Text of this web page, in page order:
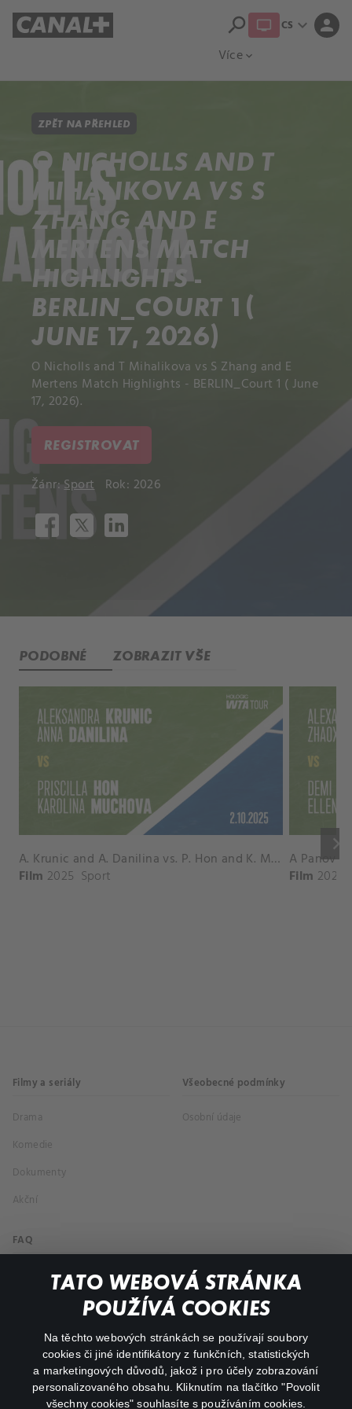
TATO WEBOVÁ STRÁNKA
POUŽÍVÁ COOKIES
Na těchto webových stránkách se používají soubory
cookies či jiné identifikátory z funkčních, statistických
a marketingových důvodů, jakož i pro účely zobrazování
personalizovaného obsahu. Kliknutím na tlačítko "Povolit
všechny cookies" souhlasíte s používáním cookies.
Více expand_more
search CS expand_more person
ZPĚT NA PŘEHLED
O NICHOLLS AND T
MIHALIKOVA VS S
ZHANG AND E
MERTENS MATCH
HIGHLIGHTS -
BERLIN_COURT 1 (
JUNE 17, 2026)
O Nicholls and T Mihalikova vs S Zhang and E
Mertens Match Highlights - BERLIN_Court 1 ( June
17, 2026).
REGISTROVAT
Žánr:Sport Rok: 2026
PODOBNÉ ZOBRAZIT VŠE
keyboard_arrow_right
A. Krunic and A. Danilina vs. P. Hon and K. Muchova Match Highlights - BEIJING_Capital Group Diamond ( October 02, 2025)
Film 2025 Sport Film 2026
Filmy a seriály
Drama
Komedie
Dokumenty
Akční
Všeobecné podmínky
Osobní údaje
FAQ
Můj účet
Důležité odkazy
facebookinstagram
youtube